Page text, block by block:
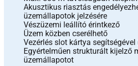
Akusztikus riasztás
üzemállapotok jelzésére
Vészüzemi leállító érintkező
Üzem közben cserélhető
Vezérlés slot kártya segítségével
Egyértelműen strukturált kijelző
üzemállapotot